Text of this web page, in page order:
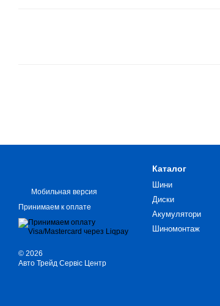
Мобильная версия
Принимаем к оплате
© 2026
Авто Трейд Сервіс Центр
Каталог
Шини
Диски
Акумулятори
Шиномонтаж